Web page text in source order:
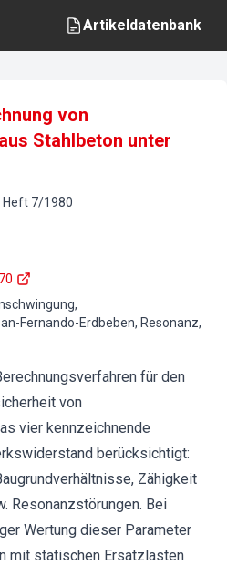
Artikeldatenbank
von
Stahlbeton unter
Heft 7/1980
Fernando-Erdbeben, Resonanz,
für den
von
vier kennzeichnende
berücksichtigt:
Zähigkeit
Resonanzstörungen. Bei
Wertung dieser Parameter
mit statischen Ersatzlasten